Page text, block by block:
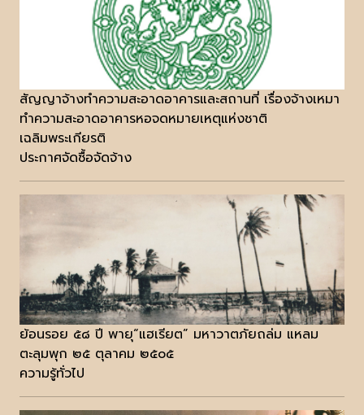
สัญญาจ้างทำความสะอาดอาคารและสถานที่ เรื่องจ้างเหมา
ทำความสะอาดอาคารหอจดหมายเหตุแห่งชาติ
เฉลิมพระเกียรติ
ประกาศจัดซื้อจัดจ้าง
ย้อนรอย ๕๘ ปี พายุ“แฮเรียต” มหาวาตภัยถล่ม แหลม
ตะลุมพุก ๒๕ ตุลาคม ๒๕๐๕
ความรู้ทั่วไป